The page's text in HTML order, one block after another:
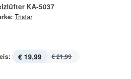
KA-5037
Tristar
€ 19,99 € 21,99